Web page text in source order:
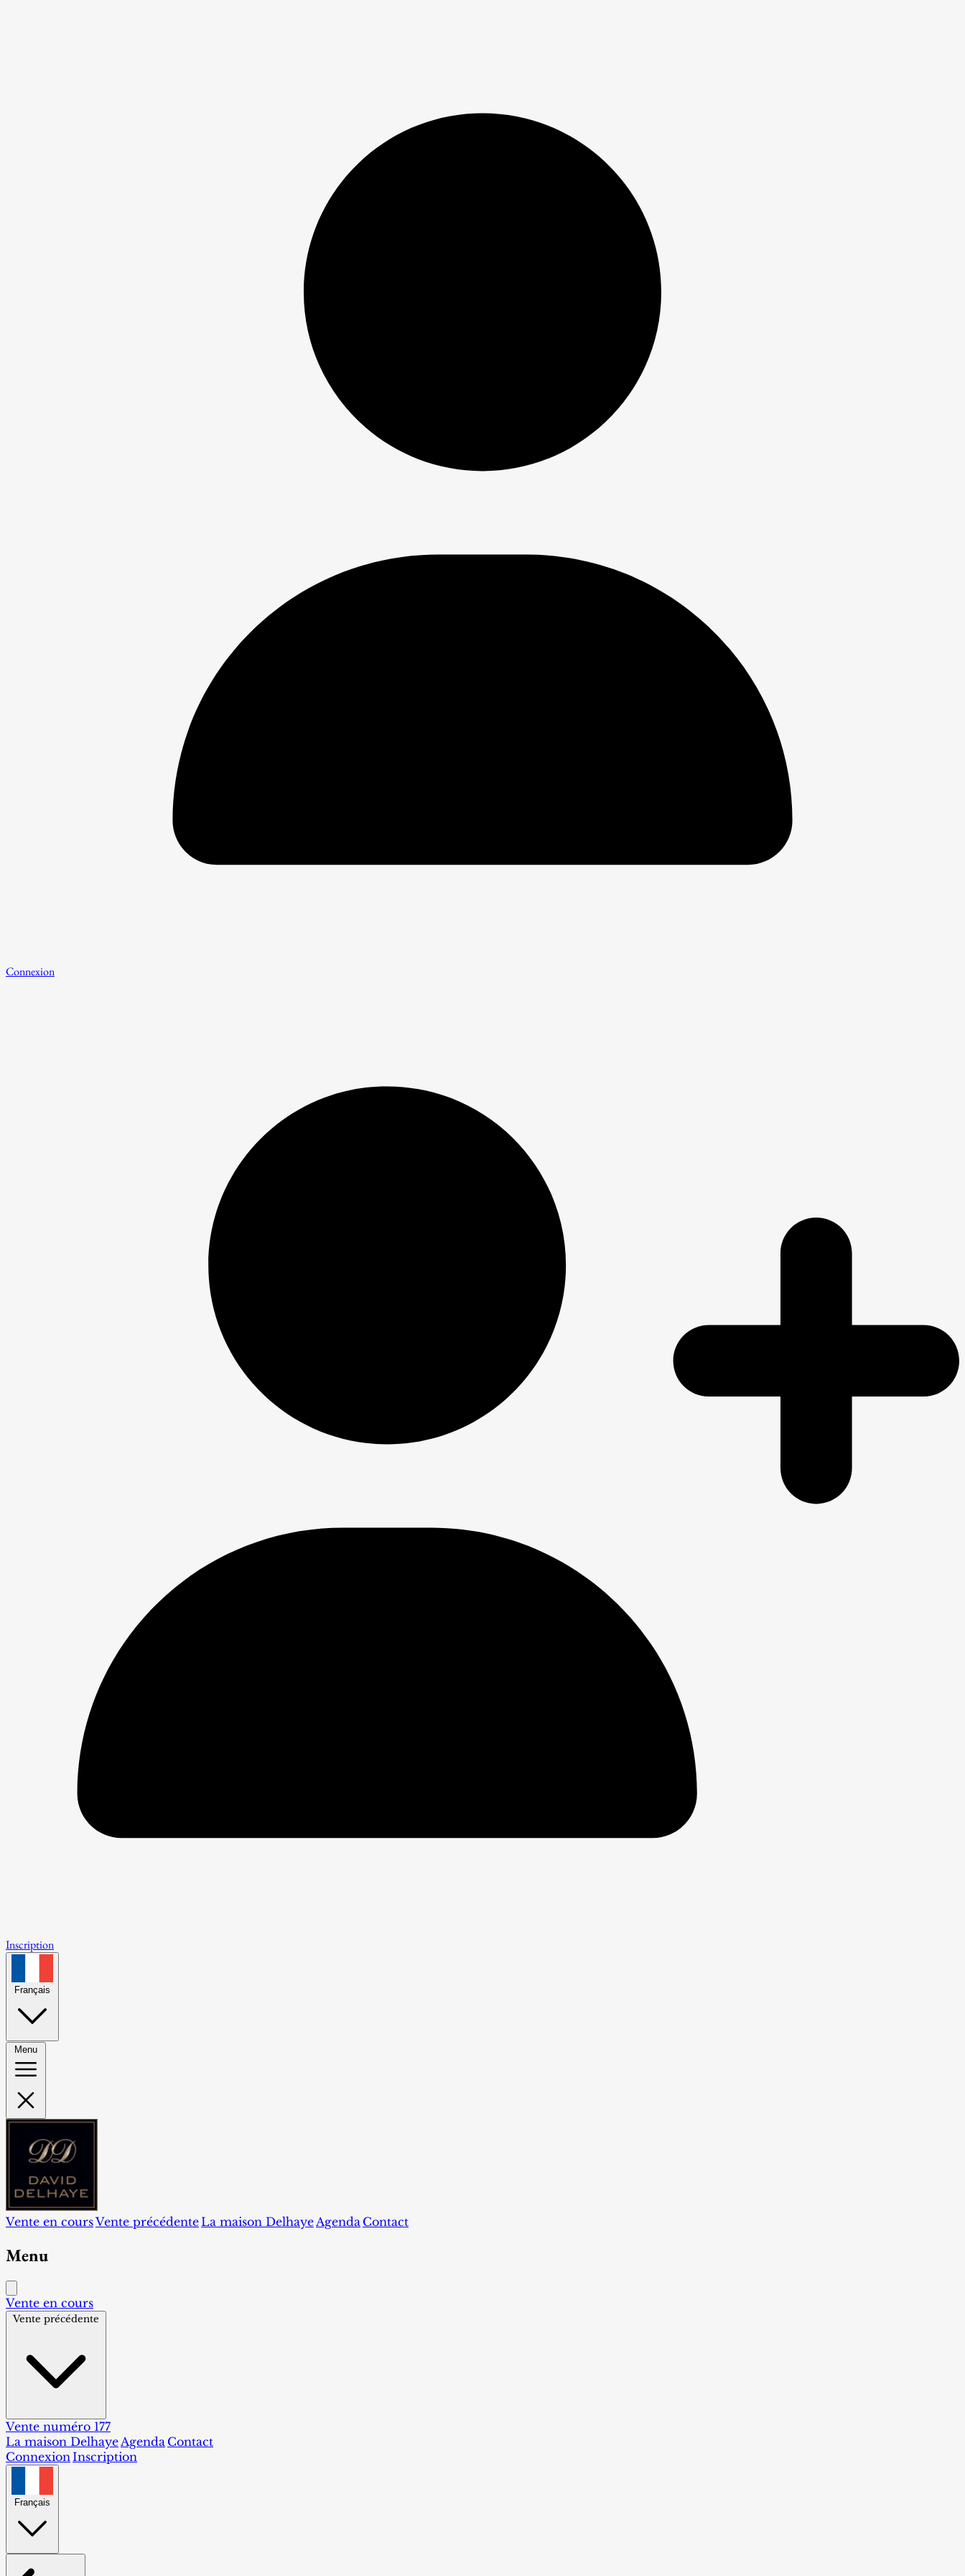
Connexion
Inscription
Français
Menu
Vente en coursVente précédente La maison Delhaye Agenda Contact
Menu
Vente en cours
Vente précédente
Vente numéro 177
La maison DelhayeAgenda Contact
ConnexionInscription
Français